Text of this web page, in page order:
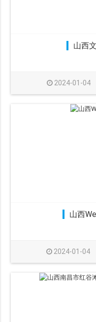
山西
2024-01-04
山西
2024-01-04